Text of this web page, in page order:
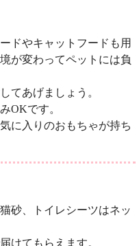
ドやキャットフードも用
が変わってペットには負
てあげましょう。
OKです。
に入りのおもちゃが持ち
砂、トイレシーツはネッ
けてもらえます。